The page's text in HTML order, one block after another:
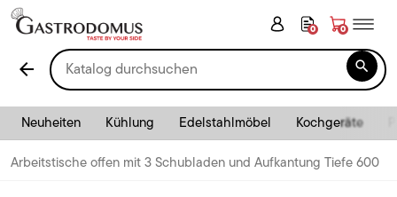
0 0
arrow_back 
Neuheiten Kühlung Edelstahlmöbel Kochgeräte
Arbeitstische offen mit 3 Schubladen und Aufkantung Tiefe 600